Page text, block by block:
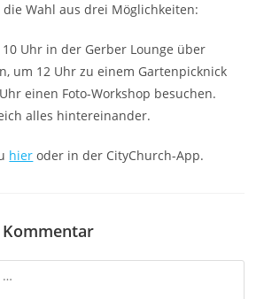
Wahl aus drei Möglichkeiten:
Uhr in der Gerber Lounge über
um 12 Uhr zu einem Gartenpicknick
einen Foto-Workshop besuchen.
alles hintereinander.
hier oder in der CityChurch-App.
Kommentar